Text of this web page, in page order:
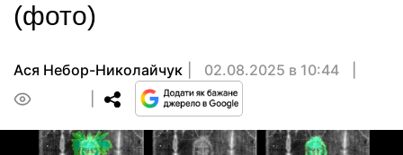
(фото)
Ася Небор-Николайчук
02.08.2025 в 10:44